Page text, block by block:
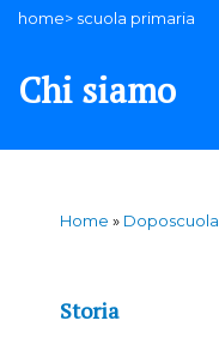
home> scuola primaria
Chi siamo
Home » Doposcuola
Storia